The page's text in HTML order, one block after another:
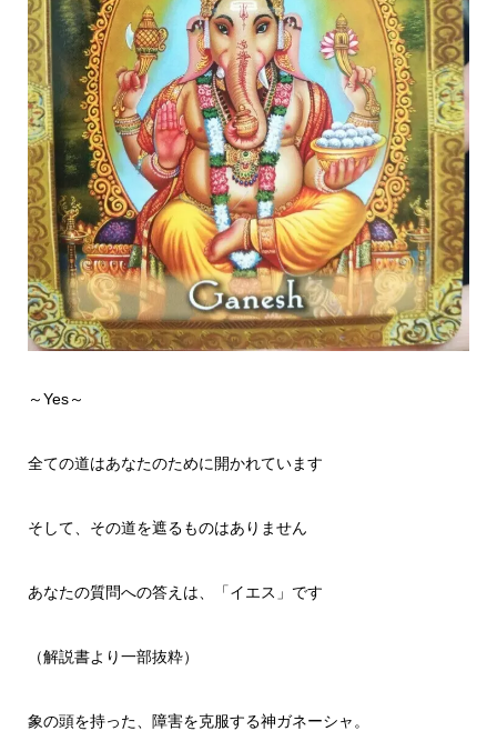
～Yes～
全ての道はあなたのために開かれています
そして、その道を遮るものはありません
あなたの質問への答えは、「イエス」です
（解説書より一部抜粋）
象の頭を持った、障害を克服する神ガネーシャ。